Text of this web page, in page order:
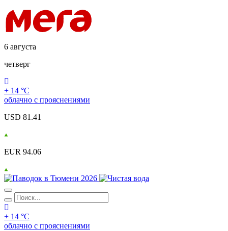
6 августа
четверг
+ 14 °С
облачно с прояснениями
USD 81.41
EUR 94.06
+ 14 °С
облачно с прояснениями